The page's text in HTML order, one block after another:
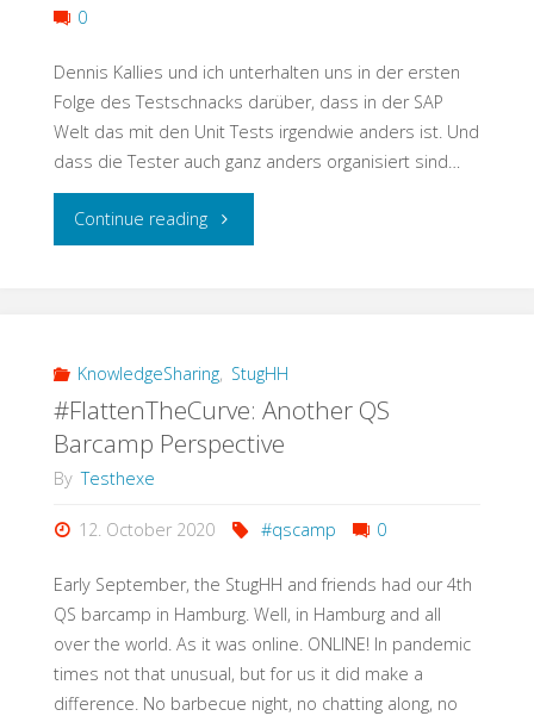
0
Dennis Kallies und ich unterhalten uns in der ersten
Folge des Testschnacks darüber, dass in der SAP
Welt das mit den Unit Tests irgendwie anders ist. Und
dass die Tester auch ganz anders organisiert sind…
Continue reading"Testschnack:
Test
zur
–
alles
ist
anders
KnowledgeSharing, StugHH
#FlattenTheCurve: Another QS
Barcamp Perspective
By Testhexe
12. October 2020 #qscamp 0
Early September, the StugHH and friends had our 4th
QS barcamp in Hamburg. Well, in Hamburg and all
over the world. As it was online. ONLINE! In pandemic
times not that unusual, but for us it did make a
difference. No barbecue night, no chatting along, no